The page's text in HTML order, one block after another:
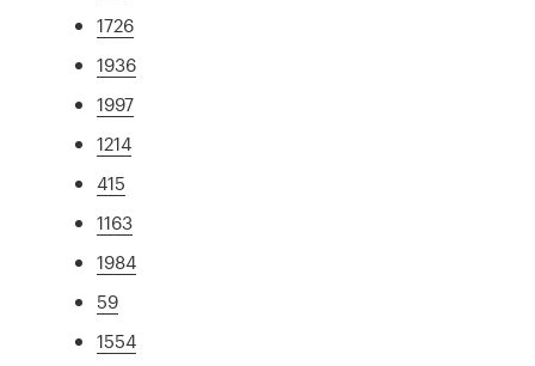
1726
1936
1997
1214
415
1163
1984
59
1554